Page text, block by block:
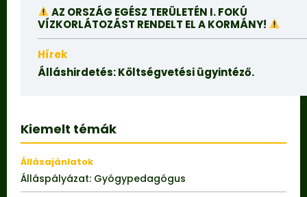
AZ ORSZÁG EGÉSZ TERÜLETÉN I. FOKÚ
VÍZKORLÁTOZÁST RENDELT EL A KORMÁNY!
Hírek
Álláshirdetés: Költségvetési ügyintéző.
Kiemelt témák
Állásajánlatok
Álláspályázat: Gyógypedagógus